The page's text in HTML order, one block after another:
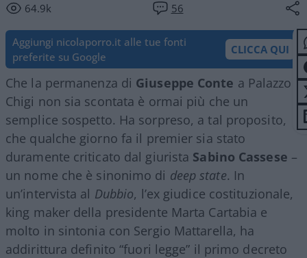
64.9k 56
Aggiungi nicolaporro.it alle tue fonti
preferite su Google
CLICCA QUI
Che la permanenza di Giuseppe Conte a Palazzo
Chigi non sia scontata è ormai più che un
semplice sospetto. Ha sorpreso, a tal proposito,
che qualche giorno fa il premier sia stato
duramente criticato dal giurista Sabino Cassese –
un nome che è sinonimo di deep state. In
un’intervista al Dubbio, l’ex giudice costituzionale,
king maker della presidente Marta Cartabia e
molto in sintonia con Sergio Mattarella, ha
addirittura definito “fuori legge” il primo decreto